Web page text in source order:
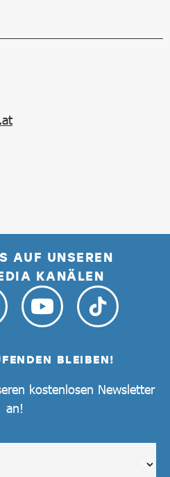
AUF UNSEREN
KANÄLEN
BLEIBEN!
kostenlosen Newsletter
an!